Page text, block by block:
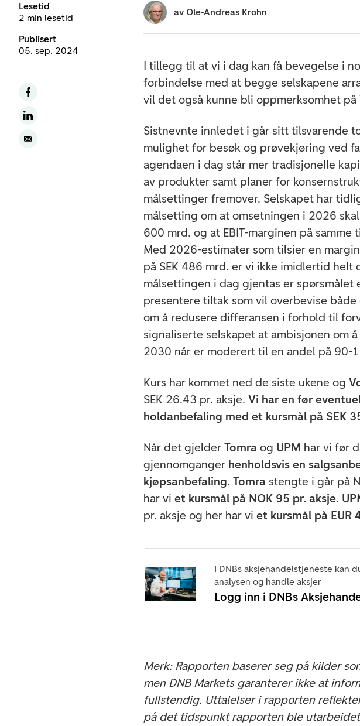
Lesetid
2 min lesetid
Publisert
05. sep. 2024
av Ole-Andreas Krohn
I tillegg til at vi i dag kan få bevegelse i
forbindelse med at begge selskapene
vil det også kunne bli oppmerksomhet på
Sistnevnte innledet i går sitt tilsvarende
mulighet for besøk og prøvekjøring ved
agendaen i dag står mer tradisjonelle
av produkter samt planer for
målsettinger fremover. Selskapet har
målsetting om at omsetningen i 2026
600 mrd. og at EBIT-marginen på
Med 2026-estimater som tilsier en
på SEK 486 mrd. er vi ikke imidlertid helt
målsettingen i dag gjentas er spørsmålet
presentere tiltak som vil overbevise
om å redusere differansen i forhold til
signaliserte selskapet at ambisjonen om
2030 når er moderert til en andel på 90-
Kurs har kommet ned de siste ukene og
SEK 26.43 pr. aksje.Vi har en før
holdanbefaling med et kursmål på SEK
Når det gjelderTomra og UPM har vi før
gjennomganger henholdsvis en
kjøpsanbefaling.Tomra stengte i går på
har viet kursmål på NOK 95 pr. aksje.
pr. aksje og her har viet kursmål på EUR
I DNBs aksjehandelstjeneste kan
analysen og handle aksjer
Logg inn i DNBs
Merk: Rapporten baserer seg på kilder
men DNB Markets garanterer ikke at
fullstendig. Uttalelser i rapporten
på det tidspunkt rapporten ble